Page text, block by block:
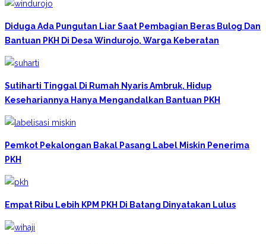
Diduga Ada Pungutan Liar Saat Pembagian Beras Bulog Dan
Bantuan PKH Di Desa Windurojo, Warga Keberatan
Sutiharti Tinggal Di Rumah Nyaris Ambruk, Hidup
Kesehariannya Hanya Mengandalkan Bantuan PKH
Pemkot Pekalongan Bakal Pasang Label Miskin Penerima
PKH
Empat Ribu Lebih KPM PKH Di Batang Dinyatakan Lulus